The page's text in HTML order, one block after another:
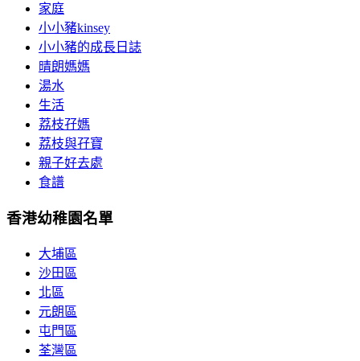
家庭
小小豬kinsey
小小豬的成長日誌
晴朗媽媽
湯水
生活
荔枝孖媽
荔枝與孖寶
親子好去處
食譜
香港幼稚園名單
大埔區
沙田區
北區
元朗區
屯門區
荃灣區